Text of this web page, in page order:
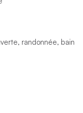
randonnée, bain